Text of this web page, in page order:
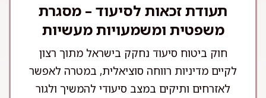
תעודת זכאות לסיעוד – מסגרת
משפטית ומשמעויות מעשיות
חוק ביטוח סיעוד נחקק בישראל מתוך רצון
לקיים מדיניות רווחה סוציאלית, במטרה לאפשר
לאזרחים ותיקים במצב סיעודי להמשיך ולגור